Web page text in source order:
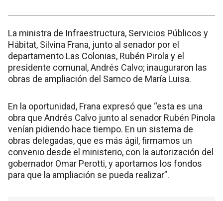
La ministra de Infraestructura, Servicios Públicos y
Hábitat, Silvina Frana, junto al senador por el
departamento Las Colonias, Rubén Pirola y el
presidente comunal, Andrés Calvo; inauguraron las
obras de ampliación del Samco de María Luisa.
En la oportunidad, Frana expresó que “esta es una
obra que Andrés Calvo junto al senador Rubén Pinola
venían pidiendo hace tiempo. En un sistema de
obras delegadas, que es más ágil, firmamos un
convenio desde el ministerio, con la autorización del
gobernador Omar Perotti, y aportamos los fondos
para que la ampliación se pueda realizar”.